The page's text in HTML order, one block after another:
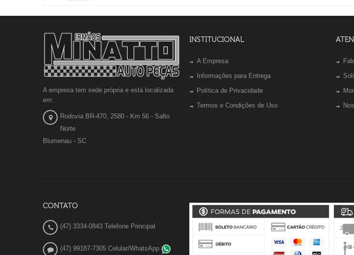
A empresa tem sede própria e está localizada
em:
Rodovia BR-470, 2580 - Km 56 - Salto
Norte
Blumenau - SC
INSTITUCIONAL
A Empresa
Informações para Entrega
Política de Privacidade
Termos e Condições de Uso
CONTATO
(47) 3334-0843 Telefone Principal
(47) 99187-7305 Celular/WhatsApp